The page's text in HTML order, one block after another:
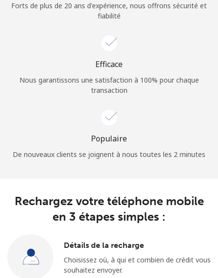
S'inscrire
Bonjour!
Login
Continue avec
Forts de plus de 20 ans d'expérience, nous offrons sécurité et
fiabilité
Efficace
Nous garantissons une satisfaction à 100% pour chaque
transaction
Populaire
De nouveaux clients se joignent à nous toutes les 2 minutes
Rechargez votre téléphone mobile
en 3 étapes simples :
Détails de la recharge
Choisissez où, à qui et combien de crédit vous
souhaitez envoyer.